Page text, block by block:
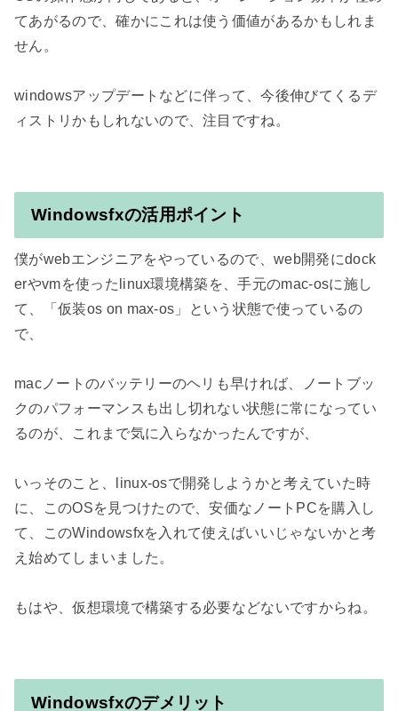
てあがるので、確かにこれは使う価値があるかもしれま
せん。
windowsアップデートなどに伴って、今後伸びてくるデ
ィストリかもしれないので、注目ですね。
Windowsfxの活用ポイント
僕がwebエンジニアをやっているので、web開発にdock
erやvmを使ったlinux環境構築を、手元のmac-osに施し
て、「仮装os on max-os」という状態で使っているの
で、
macノートのバッテリーのヘリも早ければ、ノートブッ
クのパフォーマンスも出し切れない状態に常になってい
るのが、これまで気に入らなかったんですが、
いっそのこと、linux-osで開発しようかと考えていた時
に、このOSを見つけたので、安価なノートPCを購入し
て、このWindowsfxを入れて使えばいいじゃないかと考
え始めてしまいました。
もはや、仮想環境で構築する必要などないですからね。
Windowsfxのデメリット